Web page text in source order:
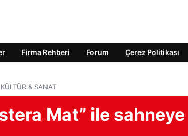
Firma Rehberi Forum Çerez Politikası
& SANAT
Mat” ile sahneye